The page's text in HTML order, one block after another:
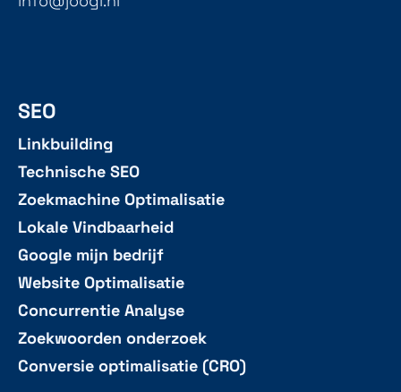
SEO
Linkbuilding
Technische SEO
Zoekmachine Optimalisatie
Lokale Vindbaarheid
Google mijn bedrijf
Website Optimalisatie
Concurrentie Analyse
Zoekwoorden onderzoek
Conversie optimalisatie (CRO)